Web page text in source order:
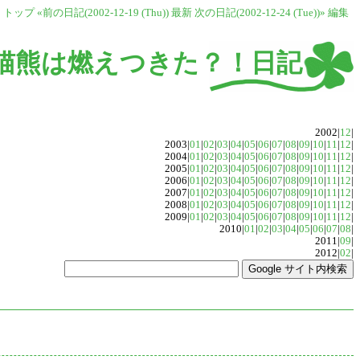
トップ «前の日記(2002-12-19 (Thu)) 最新 次の日記(2002-12-24 (Tue))» 編集
熊は燃えつきた？！日記
2002|12|
2003|01|02|03|04|05|06|07|08|09|10|11|12|
2004|01|02|03|04|05|06|07|08|09|10|11|12|
2005|01|02|03|04|05|06|07|08|09|10|11|12|
2006|01|02|03|04|05|06|07|08|09|10|11|12|
2007|01|02|03|04|05|06|07|08|09|10|11|12|
2008|01|02|03|04|05|06|07|08|09|10|11|12|
2009|01|02|03|04|05|06|07|08|09|10|11|12|
2010|01|02|03|04|05|06|07|08|
2011|09|
2012|02|